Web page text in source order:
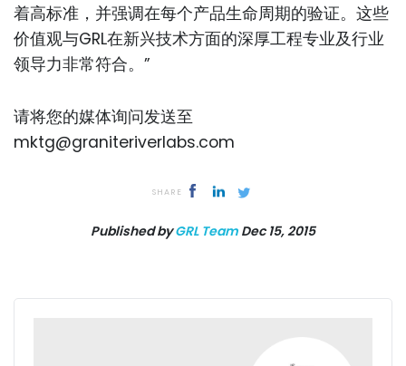
SHARE
着高标准，并强调在每个产品生命周期的验证。这些
价值观与GRL在新兴技术方面的深厚工程专业及行业
领导力非常符合。”
请将您的媒体询问发送至
mktg@graniteriverlabs.com
Published byGRL Team Dec 15, 2015